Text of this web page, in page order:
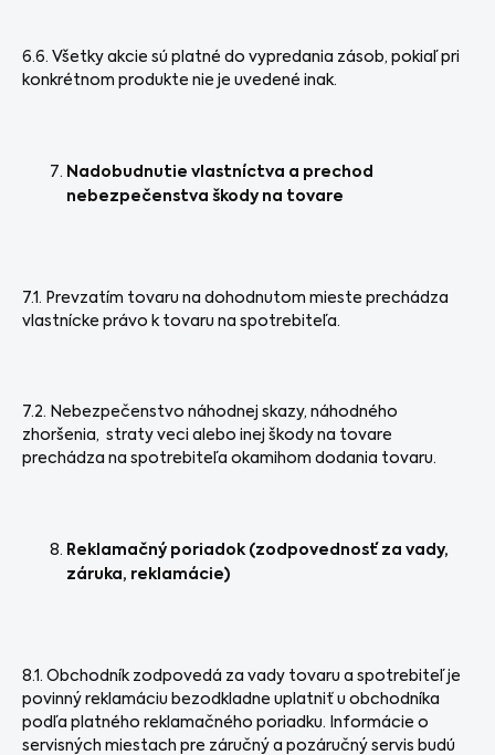
6.6. Všetky akcie sú platné do vypredania zásob, pokiaľ pri
konkrétnom produkte nie je uvedené inak.
Nadobudnutie vlastníctva a prechod
nebezpečenstva škody na tovare
7.1. Prevzatím tovaru na dohodnutom mieste prechádza
vlastnícke právo k tovaru na spotrebiteľa.
7.2. Nebezpečenstvo náhodnej skazy, náhodného
zhoršenia, straty veci alebo inej škody na tovare
prechádza na spotrebiteľa okamihom dodania tovaru.
Reklamačný poriadok (zodpovednosť za vady,
záruka, reklamácie)
8.1. Obchodník zodpovedá za vady tovaru a spotrebiteľ je
povinný reklamáciu bezodkladne uplatniť u obchodníka
podľa platného reklamačného poriadku. Informácie o
servisných miestach pre záručný a pozáručný servis budú